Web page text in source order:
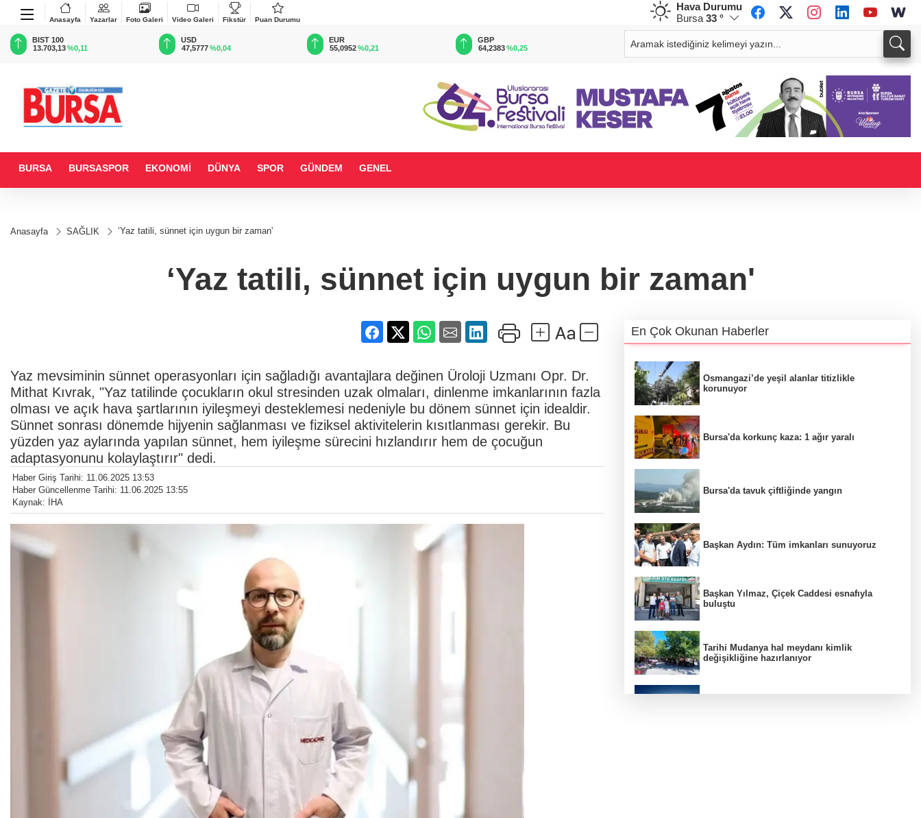
Anasayfa Yazarlar Foto Galeri Video Galeri Fikstür Puan Durumu
Hava Durumu
Bursa 33 °
BIST 100
13.703,13%0,11
USD
47,5777 %0,04
EUR
55,0952%0,21
GBP
64,2383 %0,25
CHF
58,9973%0,15
33,9695
BURSA BURSASPOR EKONOMİ DÜNYA SPOR GÜNDEM GENEL
Anasayfa SAĞLIK ‘Yaz tatili, sünnet için uygun bir zaman'
‘Yaz tatili, sünnet için uygun bir zaman'
Yaz mevsiminin sünnet operasyonları için sağladığı avantajlara değinen Üroloji Uzmanı Opr. Dr.
Mithat Kıvrak, "Yaz tatilinde çocukların okul stresinden uzak olmaları, dinlenme imkanlarının fazla
olması ve açık hava şartlarının iyileşmeyi desteklemesi nedeniyle bu dönem sünnet için idealdir.
Sünnet sonrası dönemde hijyenin sağlanması ve fiziksel aktivitelerin kısıtlanması gerekir. Bu
yüzden yaz aylarında yapılan sünnet, hem iyileşme sürecini hızlandırır hem de çocuğun
adaptasyonunu kolaylaştırır" dedi.
Haber Giriş Tarihi: 11.06.2025 13:53
Haber Güncellenme Tarihi: 11.06.2025 13:55
Kaynak: İHA
En Çok Okunan Haberler
Osmangazi’de yeşil alanlar titizlikle
korunuyor
Bursa'da korkunç kaza: 1 ağır yaralı
Bursa'da tavuk çiftliğinde yangın
Başkan Aydın: Tüm imkanları sunuyoruz
Başkan Yılmaz, Çiçek Caddesi esnafıyla
buluştu
Tarihi Mudanya hal meydanı kimlik
değişikliğine hazırlanıyor